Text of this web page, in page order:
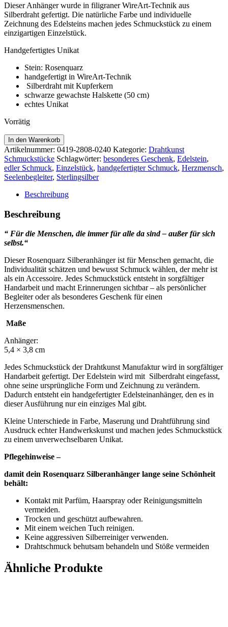
Dieser Anhänger wurde in filigraner WireArt-Technik aus
Silberdraht gefertigt. Die natürliche Farbe und individuelle
Zeichnung des Edelsteins machen jedes Schmuckstück zu einem
einzigartigen Einzelstück.
Handgefertigtes Unikat
Stein: Rosenquarz
handgefertigt in WireArt-Technik
Silberdraht mit Kupferkern
schwarze gewachste Halskette (50 cm)
echtes Unikat
Vorrätig
Rosenquarz
Silberanhänger
Menge
In den Warenkorb
Artikelnummer: 0419-2808-0240 Kategorie: Drahtkunst
Schmuckstücke Schlagwörter: besonderes Geschenk, Edelstein,
edler Schmuck, Einzelstück, handgefertigter Schmuck, Herzmensch,
Seelenbegleiter, Sterlingsilber
Beschreibung
Beschreibung
“ Für die Menschen, die immer für alle da sind – außer für sich
selbst.“
Dieser Rosenquarz Silberanhänger ist für Menschen gemacht, die
Individualität schätzen und bewusst Schmuck wählen, der mehr ist
als ein Accessoire. Jedes Schmuckstück entsteht in sorgfältiger
Handarbeit und macht Erinnerungen sichtbar – als persönlicher
Begleiter oder als besonderes Geschenk für einen
Herzensmenschen.
Maße
Anhänger:
5,4 × 3,8 cm
Jedes Schmuckstück der Drahtkunst Manufaktur wird in sorgfältiger
Handarbeit gefertigt. Der Edelstein wird mit Silberdraht eingefasst,
ohne seine ursprüngliche Form und Zeichnung zu verändern.
Dadurch entsteht ein handgefertigter Edelsteinanhänger, den es in
dieser Ausführung nur ein einziges Mal gibt.
Kleine Unterschiede in Farbe, Maserung und Drahtführung sind
Ausdruck echter Handwerkskunst und machen jedes Schmuckstück
zu einem unverwechselbaren Unikat.
Pflegehinweise –
damit dein Rosenquarz Silberanhänger lange seine Schönheit
behält:
Kontakt mit Parfüm, Haarspray oder Reinigungsmitteln
vermeiden.
Trocken und geschützt aufbewahren.
Mit einem weichen Tuch reinigen.
Keine aggressiven Silberreiniger verwenden.
Drahtschmuck behutsam behandeln und Stöße vermeiden
Ähnliche Produkte